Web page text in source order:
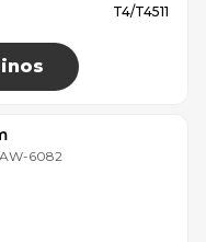
T4/T4511
6082